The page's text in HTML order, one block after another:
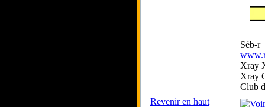
Séb-r
Xray
Xray
Club
Revenir en haut